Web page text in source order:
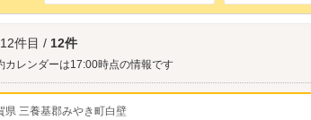
件目 / 12件
レンダーは17:00時点の情報です
県 三養基郡みやき町白壁